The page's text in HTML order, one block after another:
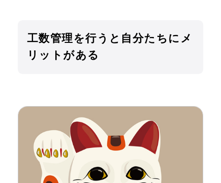
工数管理を行うと自分たちにメ
リットがある